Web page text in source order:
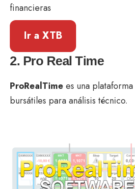
financieras
Ir a XTB
2. Pro Real Time
ProRealTime es una
bursátiles para análisis técnico.